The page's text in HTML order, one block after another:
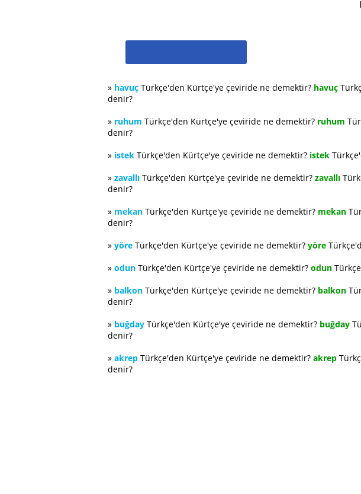
» havuç Türkçe'den Kürtçe'ye çeviride ne demektir? havuç
denir?
» ruhum Türkçe'den Kürtçe'ye çeviride ne demektir? ruhum
denir?
» istek Türkçe'den Kürtçe'ye çeviride ne demektir? istek
» zavallı Türkçe'den Kürtçe'ye çeviride ne demektir? zavallı
denir?
» mekan Türkçe'den Kürtçe'ye çeviride ne demektir? mekan
denir?
» yöre Türkçe'den Kürtçe'ye çeviride ne demektir? yöre
» odun Türkçe'den Kürtçe'ye çeviride ne demektir? odun
» balkon Türkçe'den Kürtçe'ye çeviride ne demektir? balkon
denir?
» buğday Türkçe'den Kürtçe'ye çeviride ne demektir? buğday
denir?
» akrep Türkçe'den Kürtçe'ye çeviride ne demektir? akrep
denir?